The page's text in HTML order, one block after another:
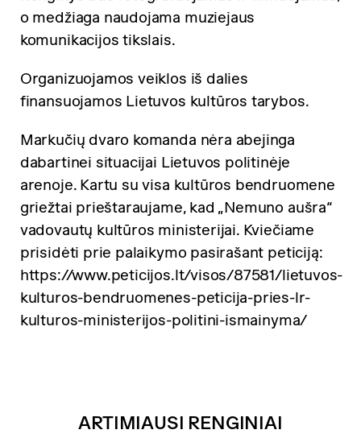
o medžiaga naudojama muziejaus
komunikacijos tikslais.
Organizuojamos veiklos iš dalies
finansuojamos Lietuvos kultūros tarybos.
Markučių dvaro komanda nėra abejinga
dabartinei situacijai Lietuvos politinėje
arenoje. Kartu su visa kultūros bendruomene
griežtai prieštaraujame, kad „Nemuno aušra“
vadovautų kultūros ministerijai. Kviečiame
prisidėti prie palaikymo pasirašant peticiją:
https://www.peticijos.lt/visos/87581/lietuvos-
kulturos-bendruomenes-peticija-pries-lr-
kulturos-ministerijos-politini-ismainyma/
ARTIMIAUSI RENGINIAI